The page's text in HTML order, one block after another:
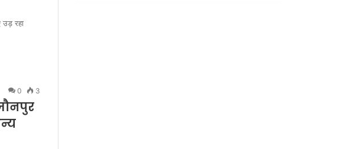
रहा
0 3